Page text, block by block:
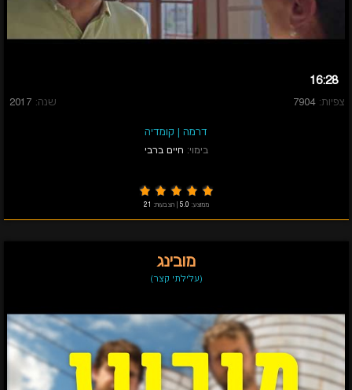
16:28
צפיות: 7904 שנה: 2017
דרמה | קומדיה
בימוי: חיים ברבי
ממוצע: 5.0
|הצבעות: 21
מובינג
(עלילתי קצר)